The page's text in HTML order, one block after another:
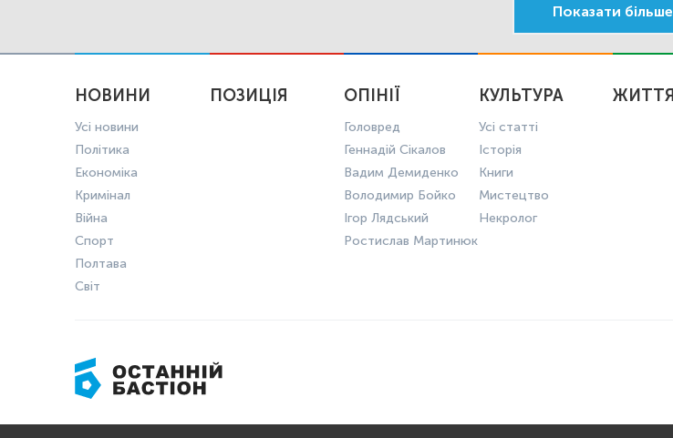
Показати більше
НОВИНИ
Усі новини
Політика
Економіка
Кримінал
Війна
Спорт
Полтава
Світ
ПОЗИЦІЯ ОПІНІЇ
Головред
Геннадій Сікалов
Вадим Демиденко
Володимир Бойко
Ігор Лядський
Ростислав Мартинюк
КУЛЬТУРА
Усі статті
Історія
Книги
Мистецтво
Некролог
ЖИТТЯ